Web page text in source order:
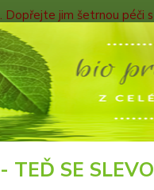
Dopřejte jim šetrnou péči
Hledat
TEĎ SE